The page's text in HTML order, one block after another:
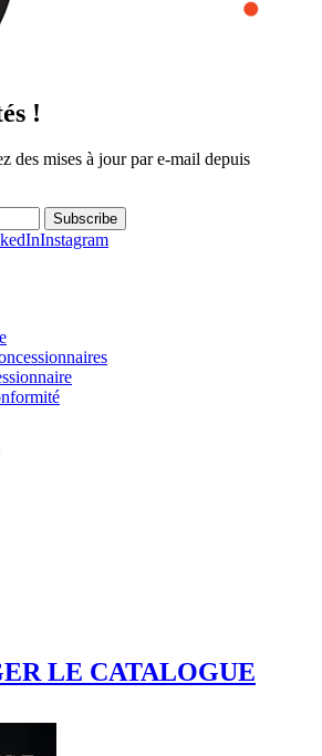
!
des mises à jour par e-mail depuis
Subscribe
Instagram
LE CATALOGUE